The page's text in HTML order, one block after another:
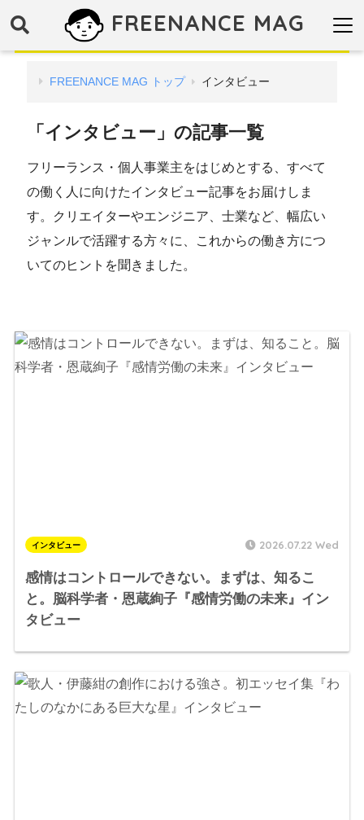
FREENANCE MAG
FREENANCE MAG トップ インタビュー
「インタビュー」の記事一覧
フリーランス・個人事業主をはじめとする、すべて
の働く人に向けたインタビュー記事をお届けしま
す。クリエイターやエンジニア、士業など、幅広い
ジャンルで活躍する方々に、これからの働き方につ
いてのヒントを聞きました。
インタビュー 2026.07.22 Wed
感情はコントロールできない。まずは、知るこ
と。脳科学者・恩蔵絢子『感情労働の未来』イン
タビュー